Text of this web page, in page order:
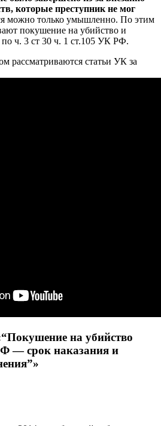
которые преступник не мог
можно только умышленно. По этим
покушение на убийство и
по ч. 3 ст 30 ч. 1 ст.105 УК РФ.
рассматриваются статьи УК за
на убийство
— срок наказания и